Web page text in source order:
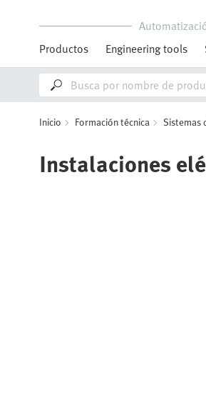
Productos
Engineering tools
Inicio Formación técnica Sistemas
Instalaciones